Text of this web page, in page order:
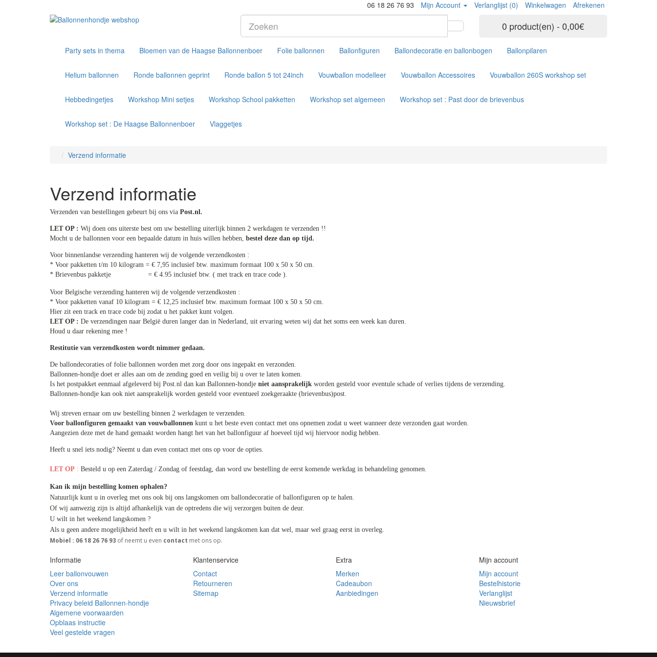
06 18 26 76 93 Mijn Account Verlanglijst (0) Winkelwagen Afrekenen
0 product(en) - 0,00€
Party sets in thema Bloemen van de Haagse Ballonnenboer Folie ballonnen Ballonfiguren Ballondecoratie en ballonbogen Ballonpilaren
Helium ballonnen Ronde ballonnen geprint Ronde ballon 5 tot 24inch Vouwballon modelleer Vouwballon Accessoires Vouwballon 260S workshop set
Hebbedingetjes Workshop Mini setjes Workshop School pakketten Workshop set algemeen Workshop set : Past door de brievenbus
Workshop set : De Haagse Ballonnenboer Vlaggetjes
Verzend informatie
Verzend informatie
Verzenden van bestellingen gebeurt bij ons via Post.nl.
LET OP : Wij doen ons uiterste best om uw bestelling uiterlijk binnen 2 werkdagen te verzenden !!
Mocht u de ballonnen voor een bepaalde datum in huis willen hebben, bestel deze dan op tijd.
Voor binnenlandse verzending hanteren wij de volgende verzendkosten :
* Voor pakketten t/m 10 kilogram = € 7,95 inclusief btw. maximum formaat 100 x 50 x 50 cm.
* Brievenbus pakketje = € 4.95 inclusief btw. ( met track en trace code ).
Voor Belgische verzending hanteren wij de volgende verzendkosten :
* Voor pakketten vanaf 10 kilogram = € 12,25 inclusief btw. maximum formaat 100 x 50 x 50 cm.
Hier zit een track en trace code bij zodat u het pakket kunt volgen.
LET OP : De verzendingen naar België duren langer dan in Nederland, uit ervaring weten wij dat het soms een week kan duren.
Houd u daar rekening mee !
Restitutie van verzendkosten wordt nimmer gedaan.
De ballondecoraties of folie ballonnen worden met zorg door ons ingepakt en verzonden.
Ballonnen-hondje doet er alles aan om de zending goed en veilig bij u over te laten komen.
Is het postpakket eenmaal afgeleverd bij Post.nl dan kan Ballonnen-hondje niet aansprakelijk worden gesteld voor eventule schade of verlies tijdens de verzending.
Ballonnen-hondje kan ook niet aansprakelijk worden gesteld voor eventueel zoekgeraakte (brievenbus)post.
Wij streven ernaar om uw bestelling binnen 2 werkdagen te verzenden.
Voor ballonfiguren gemaakt van vouwballonnen kunt u het beste even contact met ons opnemen zodat u weet wanneer deze verzonden gaat worden.
Aangezien deze met de hand gemaakt worden hangt het van het ballonfiguur af hoeveel tijd wij hiervoor nodig hebben.
Heeft u snel iets nodig? Neemt u dan even contact met ons op voor de opties.
LET OP : Besteld u op een Zaterdag / Zondag of feestdag, dan word uw bestelling de eerst komende werkdag in behandeling genomen.
Kan ik mijn bestelling komen ophalen?
Natuurlijk kunt u in overleg met ons ook bij ons langskomen om ballondecoratie of ballonfiguren op te halen.
Of wij aanwezig zijn is altijd afhankelijk van de optredens die wij verzorgen buiten de deur.
U wilt in het weekend langskomen ?
Als u geen andere mogelijkheid heeft en u wilt in het weekend langskomen kan dat wel, maar wel graag eerst in overleg.
Mobiel : 06 18 26 76 93 of neemt u even contact met ons op.
Informatie
Leer ballonvouwen
Over ons
Verzend informatie
Privacy beleid Ballonnen-hondje
Algemene voorwaarden
Opblaas instructie
Veel gestelde vragen
Klantenservice
Contact
Retourneren
Sitemap
Extra
Merken
Cadeaubon
Aanbiedingen
Mijn account
Mijn account
Bestelhistorie
Verlanglijst
Nieuwsbrief